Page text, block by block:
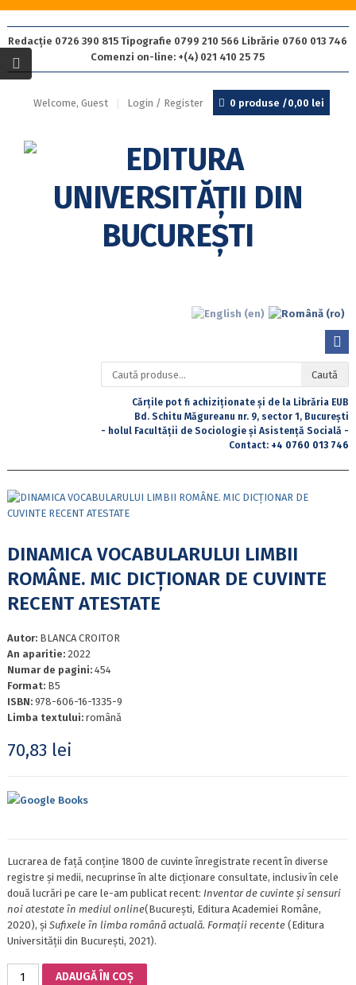
Redacție 0726 390 815 Tipografie 0799 210 566 Librărie 0760 013 746
Comenzi on-line: +(4) 021 410 25 75
Welcome, Guest Login / Register 0 produse /0,00 lei
Caută
după:
Caută
Cărțile pot fi achiziționate și de la Librăria EUB
Bd. Schitu Măgureanu nr. 9, sector 1, București
- holul Facultății de Sociologie și Asistență Socială -
Contact: +4 0760 013 746
DINAMICA VOCABULARULUI LIMBII
ROMÂNE. MIC DICȚIONAR DE CUVINTE
RECENT ATESTATE
Autor: BLANCA CROITOR
An aparitie: 2022
Numar de pagini: 454
Format: B5
ISBN: 978-606-16-1335-9
Limba textului: română
70,83 lei
Google Books
Lucrarea de față conține 1800 de cuvinte înregistrate recent în diverse
registre și medii, necuprinse în alte dicționare consultate, inclusiv în cele
două lucrări pe care le-am publicat recent: Inventar de cuvinte și sensuri
noi atestate în mediul online(București, Editura Academiei Române,
2020), și Sufixele în limba română actuală. Formații recente(Editura
Universității din București, 2021).
ADAUGĂ ÎN COȘ